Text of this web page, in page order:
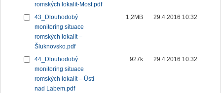
romských lokalit-Most.pdf
43_Dlouhodobý
monitoring situace
romských lokalit –
Šluknovsko.pdf
1,2MB 29.4.2016 10:32
44_Dlouhodobý
monitoring situace
romských lokalit – Ústí
nad Labem.pdf
927k 29.4.2016 10:32